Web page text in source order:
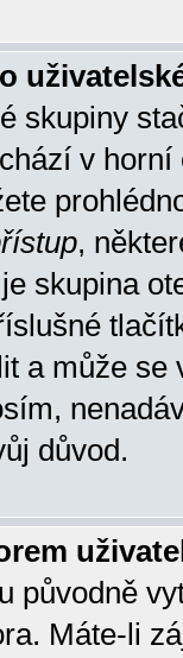
skupiny
v horní
,
skupina
a může se
důvod.
původně
Máte-li